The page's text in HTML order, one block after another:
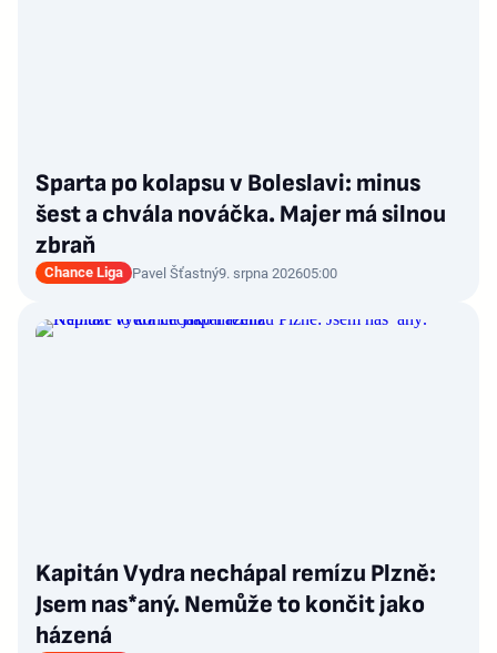
Sparta po kolapsu v Boleslavi: minus
šest a chvála nováčka. Majer má silnou
zbraň
Chance Liga Pavel Šťastný9. srpna 202605:00
Kapitán Vydra nechápal remízu Plzně:
Jsem nas*aný. Nemůže to končit jako
házená